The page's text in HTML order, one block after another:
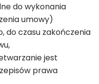
do wykonania
umowy)
do czasu zakończenia
jest
prawa